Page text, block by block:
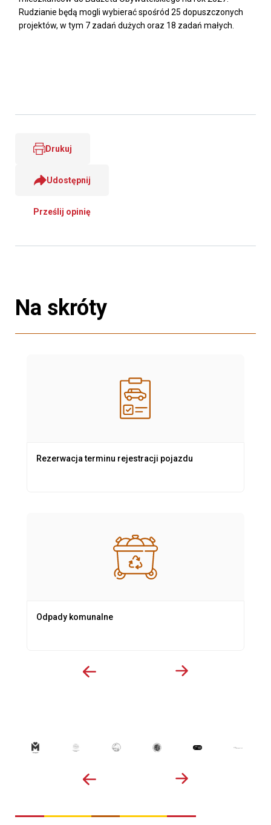
Rudzianie będą mogli wybierać spośród 25 dopuszczonych
projektów, w tym 7 zadań dużych oraz 18 zadań małych.
Drukuj
Udostępnij
Prześlij opinię
Na skróty
Rezerwacja terminu rejestracji pojazdu
Odpady komunalne